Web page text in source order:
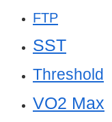
FTP
SST
Threshold
VO2 Max